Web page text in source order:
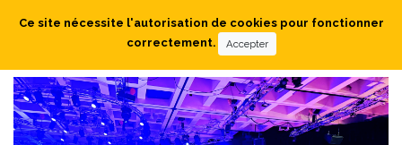
Ce site nécessite l'autorisation de cookies pour fonctionner
correctement.
Accepter